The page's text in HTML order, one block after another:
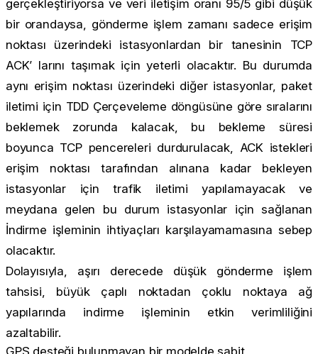
gerçekleştiriyorsa ve veri iletişim oranı 95/5 gibi düşük
bir orandaysa, gönderme işlem zamanı sadece erişim
noktası üzerindeki istasyonlardan bir tanesinin TCP
ACK’ larını taşımak için yeterli olacaktır. Bu durumda
aynı erişim noktası üzerindeki diğer istasyonlar, paket
iletimi için TDD Çerçeveleme döngüsüne göre sıralarını
beklemek zorunda kalacak, bu bekleme süresi
boyunca TCP pencereleri durdurulacak, ACK istekleri
erişim noktası tarafından alınana kadar bekleyen
istasyonlar için trafik iletimi yapılamayacak ve
meydana gelen bu durum istasyonlar için sağlanan
İndirme işleminin ihtiyaçları karşılayamamasına sebep
olacaktır.
Dolayısıyla, aşırı derecede düşük gönderme işlem
tahsisi, büyük çaplı noktadan çoklu noktaya ağ
yapılarında indirme işleminin etkin verimliliğini
azaltabilir.
GPS desteği bulunmayan bir modelde sabit